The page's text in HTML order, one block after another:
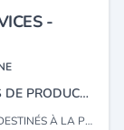
-
MONTAGE ET MAINTENANCE DES UNITÉS DE PRODUCTION HYDROCARBURES RACCORDEMENT DES PUITS PÉTROLE ET GAZ.
ET LA DISTRIBUTION DES HYDROCARBURES